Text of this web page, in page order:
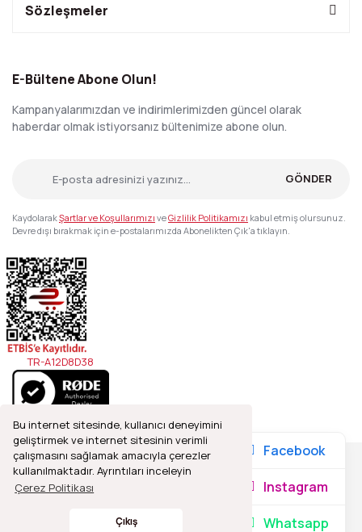
Bu internet sitesinde, kullanıcı deneyimini
geliştirmek ve internet sitesinin verimli
çalışmasını sağlamak amacıyla çerezler
kullanılmaktadır. Ayrıntıları inceleyin
Çerez Politikası
Çıkış
Sözleşmeler
E-Bültene Abone Olun!
Kampanyalarımızdan ve indirimlerimizden güncel olarak
haberdar olmak istiyorsanız bültenimize abone olun.
GÖNDER
KaydolarakŞartlar ve Koşullarımızı veGizlilik Politikamızı kabul etmiş olursunuz.
Devre dışı bırakmak için e-postalarımızda Abonelikten Çık'a tıklayın.
TR-A12D8D38
2021© Refleks Fotoğrafçılık, Tüm Hakları Saklıdır.
Facebook
Instagram
Whatsapp